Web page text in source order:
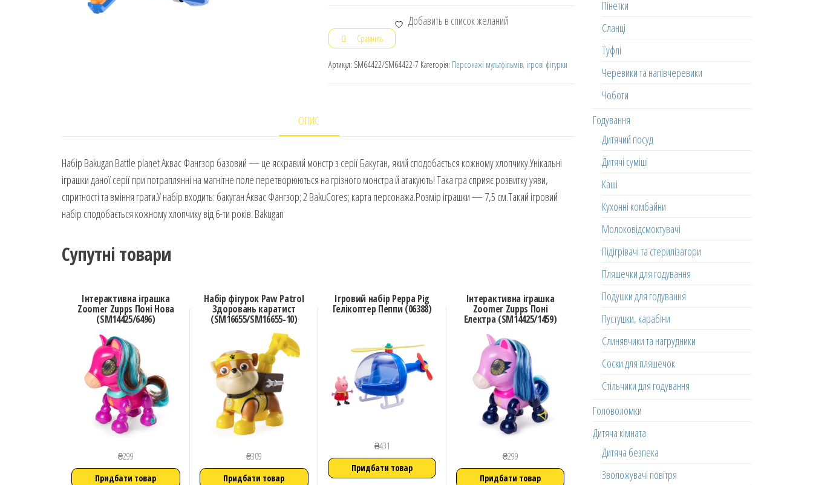
Добавить в список желаний
Сравнить
Артикул: SM64422/SM64422-7 Категорія: Персонажі мультфільмів, ігрові фігурки
ОПИС
Набір Bakugan Battle planet Аквас Фангзор базовий — це яскравий монстр з серії Бакуган, який сподобається кожному хлопчику.Унікальні
іграшки даної серії при потраплянні на магнітне поле перетворюються на грізного монстра й атакують! Така гра сприяє розвитку уяви,
спритності та вміння грати.У набір входить: бакуган Аквас Фангзор; 2 BakuCores; карта персонажа.Розмір іграшки — 7,5 см.Такий ігровий
набір сподобається кожному хлопчику від 6-ти років. Bakugan
Супутні товари
Інтерактивна іграшка
Zoomer Zupps Поні Нова
(SM14425/6496)
₴299
Придбати товар
Набір фігурок Paw Patrol
Здоровань каратист
(SM16655/SM16655-10)
₴309
Придбати товар
Ігровий набір Peppa Pig
Гелікоптер Пеппи (06388)
₴431
Придбати товар
Інтерактивна іграшка
Zoomer Zupps Поні
Електра (SM14425/1459)
₴299
Придбати товар
Пінетки
Сланці
Туфлі
Черевики та напівчеревики
Чоботи
Годування
Дитячий посуд
Дитячі суміші
Каші
Кухонні комбайни
Молоковідсмоктувачі
Підігрівачі та стерилізатори
Пляшечки для годування
Подушки для годування
Пустушки, карабіни
Слинявчики та нагрудники
Соски для пляшечок
Стільчики для годування
Головоломки
Дитяча кімната
Дитяча безпека
Зволожувачі повітря